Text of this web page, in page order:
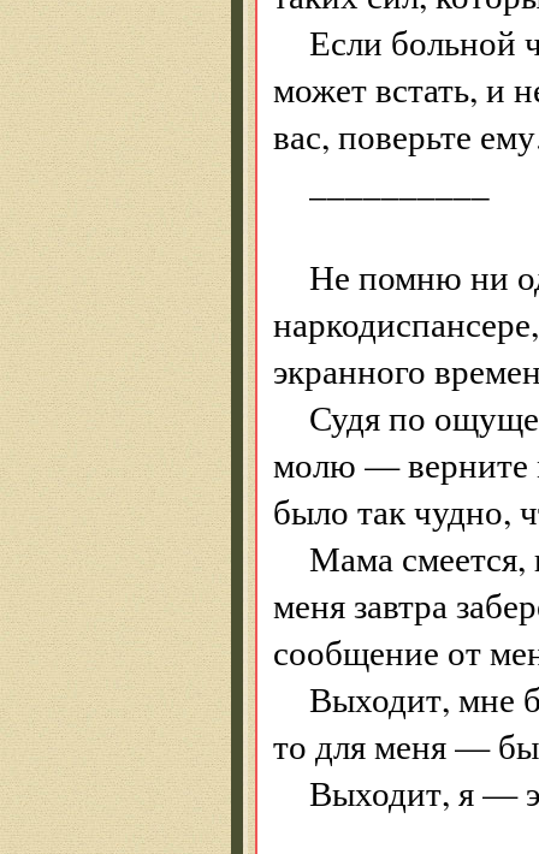
Если больной
может встать, и
вас, поверьте
Не помню ни
экранного
Судя по
молю — верните
было так чудно,
Мама
меня завтра
сообщение от
Выходит, мне
то для меня —
Выходит, я —